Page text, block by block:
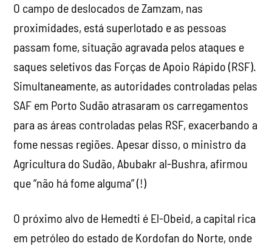
O campo de deslocados de Zamzam, nas
proximidades, está superlotado e as pessoas
passam fome, situação agravada pelos ataques e
saques seletivos das Forças de Apoio Rápido (RSF).
Simultaneamente, as autoridades controladas pelas
SAF em Porto Sudão atrasaram os carregamentos
para as áreas controladas pelas RSF, exacerbando a
fome nessas regiões. Apesar disso, o ministro da
Agricultura do Sudão, Abubakr al-Bushra, afirmou
que “não há fome alguma” (!)
O próximo alvo de Hemedti é El-Obeid, a capital rica
em petróleo do estado de Kordofan do Norte, onde